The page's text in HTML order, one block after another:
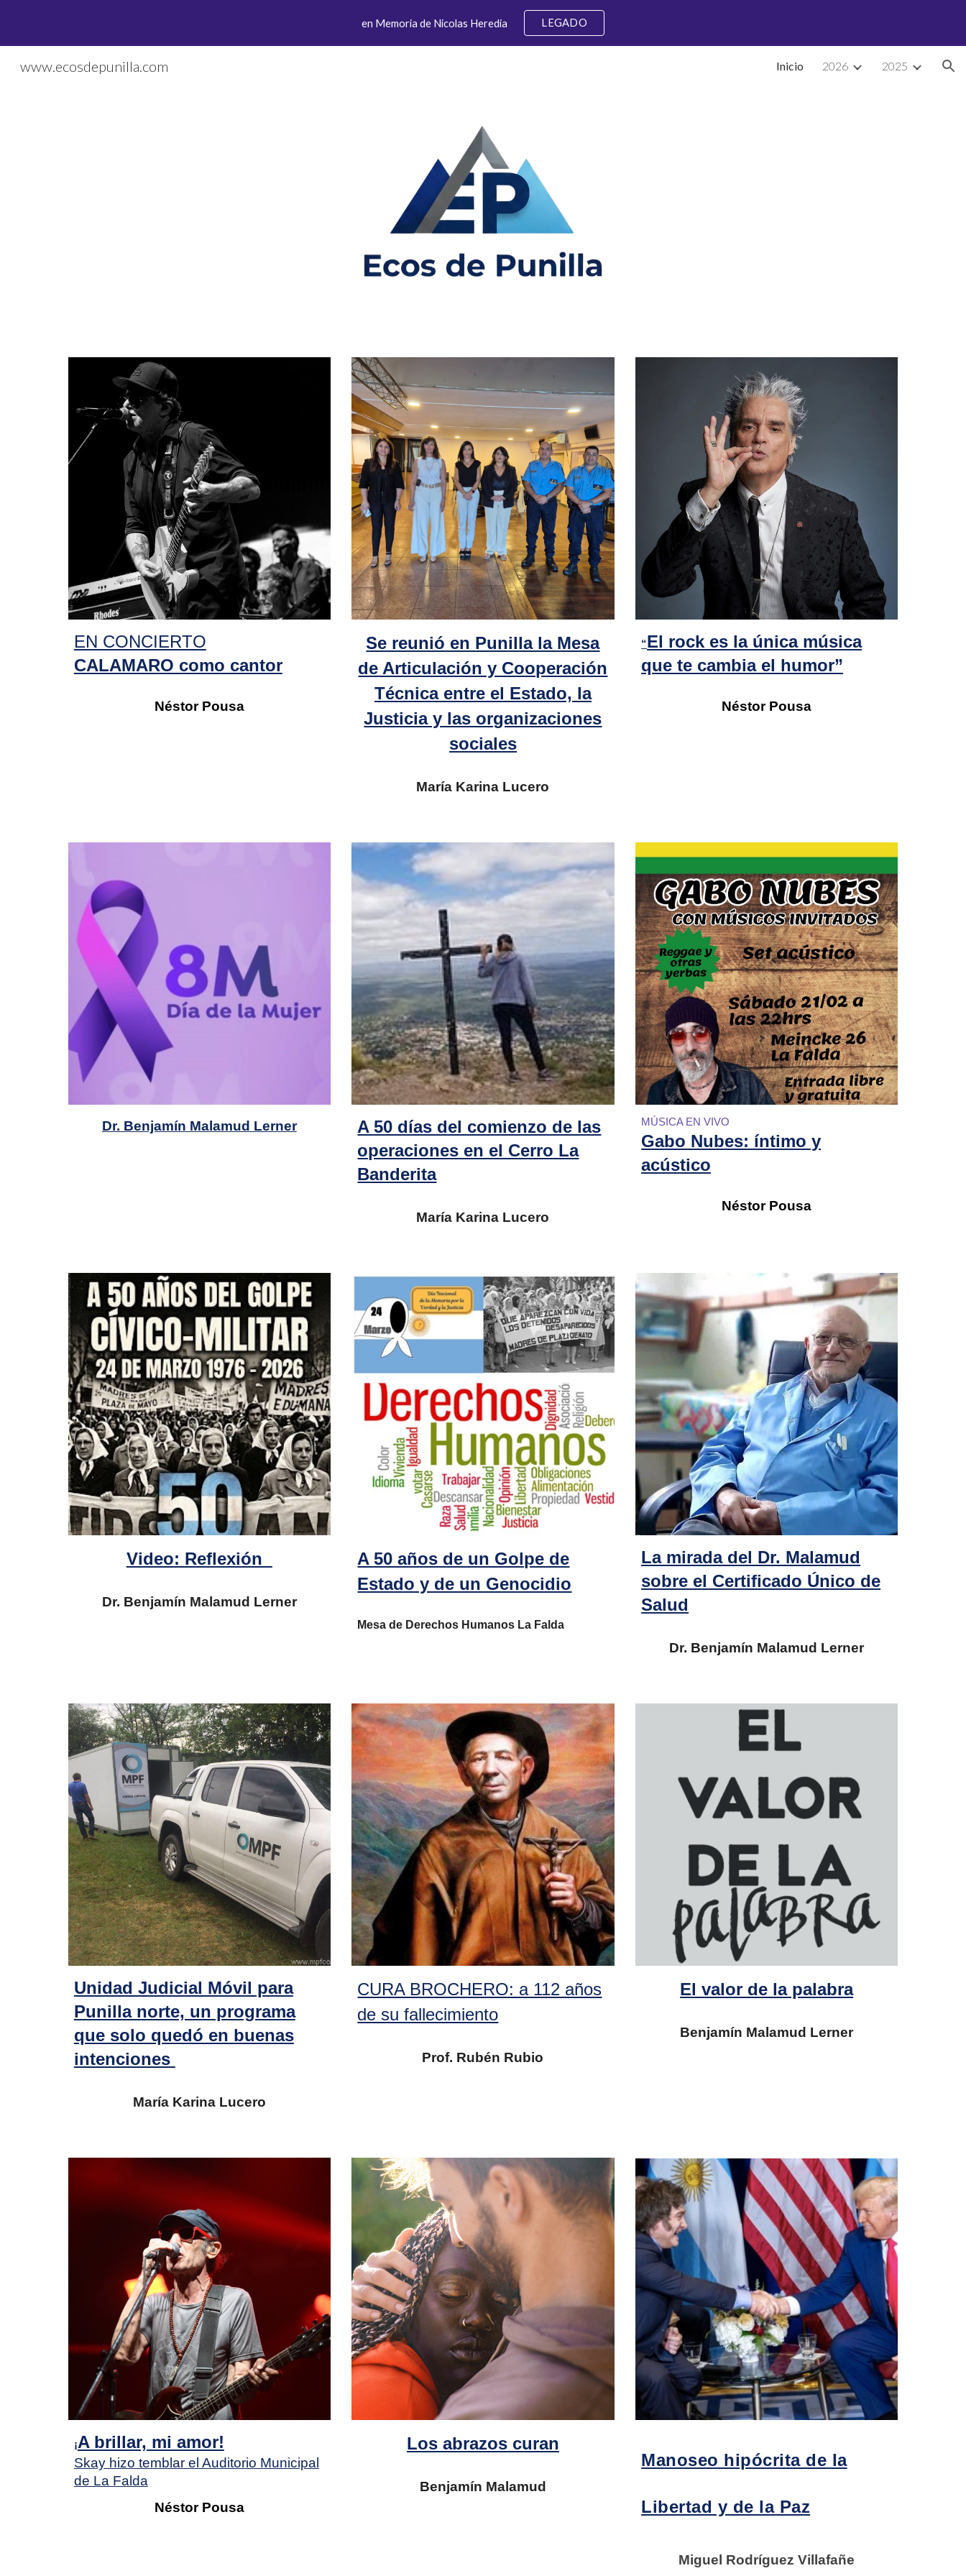
Skip to main content Skip to navigation
en Memoria de Nicolas Heredia LEGADO
www.ecosdepunilla.com Inicio 2026 2025
EN CONCIERTO
CALAMARO como cantor
Néstor Pousa
Se reunió en Punilla la Mesa
de Articulación y Cooperación
Técnica entre el Estado, la
Justicia y las organizaciones
sociales
María Karina Lucero
“El rock es la única música
que te cambia el humor”
Néstor Pousa
Dr. Benjamín Malamud Lerner
A 50 días del comienzo de las
operaciones en el Cerro La
Banderita
María Karina Lucero
MÚSICA EN VIVO
Gabo Nubes: íntimo y
acústico
Néstor Pousa
Video: Reflexión
Dr. Benjamín Malamud Lerner
A 50 años de un Golpe de
Estado y de un Genocidio
Mesa de Derechos Humanos La Falda
La mirada del Dr. Malamud
sobre el Certificado Único de
Salud
Dr. Benjamín Malamud Lerner
Unidad Judicial Móvil para
Punilla norte, un programa
que solo quedó en buenas
intenciones
María Karina Lucero
CURA BROCHERO: a 112 años
de su fallecimiento
Prof. Rubén Rubio
El valor de la palabra
Benjamín Malamud Lerner
¡A brillar, mi amor!
Skay hizo temblar el Auditorio Municipal
de La Falda
Néstor Pousa
Los abrazos curan
Benjamín Malamud
Manoseo hipócrita de la
Libertad y de la Paz
Miguel Rodríguez Villafañe